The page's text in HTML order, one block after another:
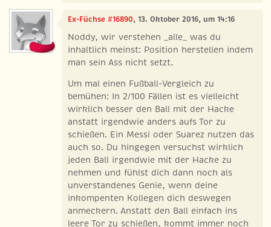
Ex-Füchse #16890, 13. Oktober 2016, um 14:16
Noddy, wir verstehen _alle_ was du
inhaltlich meinst: Position herstellen indem
man sein Ass nicht setzt.
Um mal einen Fußball-Vergleich zu
bemühen: In 2/100 Fällen ist es vielleicht
wirklich besser den Ball mit der Hacke
anstatt irgendwie anders aufs Tor zu
schießen. Ein Messi oder Suarez nutzen das
auch so. Du hingegen versuchst wirklich
jeden Ball irgendwie mit der Hacke zu
nehmen und fühlst dich dann noch als
unverstandenes Genie, wenn deine
inkompenten Kollegen dich deswegen
anmeckern. Anstatt den Ball einfach ins
leere Tor zu schießen, kommt immer noch